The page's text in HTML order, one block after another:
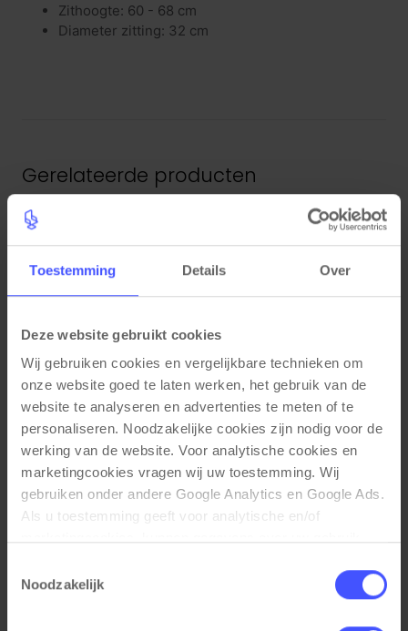
Toestemming Details Over
Deze website gebruikt cookies
Wij gebruiken cookies en vergelijkbare technieken om
onze website goed te laten werken, het gebruik van de
website te analyseren en advertenties te meten of te
personaliseren. Noodzakelijke cookies zijn nodig voor de
werking van de website. Voor analytische cookies en
marketingcookies vragen wij uw toestemming. Wij
gebruiken onder andere Google Analytics en Google Ads.
Als u toestemming geeft voor analytische en/of
analyse, advertentiemeting, remarketing en
campagneoptimalisatie. Meer informatie vindt u in onze
privacyverklaring en cookieverklaring op onze website.
Noodzakelijk
Zithoogte: 60 - 68 cm
Diameter zitting: 32 cm
Gerelateerde producten
Bekijk product
Hoge kantinetafel WOOD 4 personen
Scandinavisch eiken
Op voorraad 3-5 werkdagen
€ 549,00